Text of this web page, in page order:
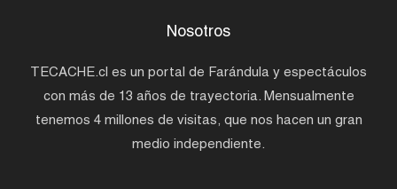
Nosotros
TECACHE.cl es un portal de Farándula y espectáculos
con más de 13 años de trayectoria. Mensualmente
tenemos 4 millones de visitas, que nos hacen un gran
medio independiente.